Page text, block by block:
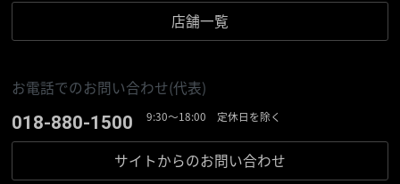
店舗一覧
お電話でのお問い合わせ(代表)
018-880-1500 9:30〜18:00 定休日を除く
サイトからのお問い合わせ